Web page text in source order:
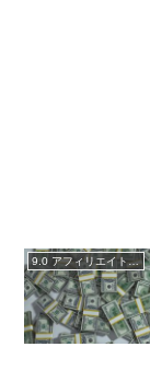
9.0 アフィリエイトブログ実践記録